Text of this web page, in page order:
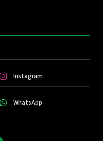
Instagram
WhatsApp